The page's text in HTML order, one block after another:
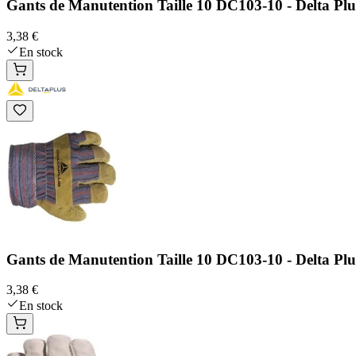
Gants de Manutention Taille 10 DC103-10 - Delta
3,38 €
En stock
Gants de Manutention Taille 10 DC103-10 - Delta
3,38 €
En stock